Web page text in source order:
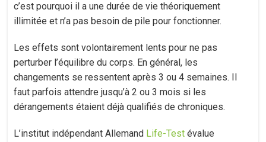
c’est pourquoi il a une durée de vie théoriquement
illimitée et n’a pas besoin de pile pour fonctionner.
Les effets sont volontairement lents pour ne pas
perturber l’équilibre du corps. En général, les
changements se ressentent après 3 ou 4 semaines. Il
faut parfois attendre jusqu’à 2 ou 3 mois si les
dérangements étaient déjà qualifiés de chroniques.
L’institut indépendant Allemand Life-Test évalue